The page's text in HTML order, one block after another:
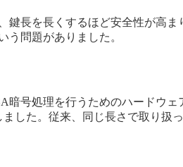
鍵長を長くするほど安全性が高
う問題がありました。
暗号処理を行うためのハードウ
ました。従来、同じ長さで取り扱